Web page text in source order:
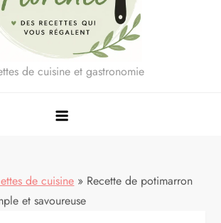
de cuisine et gastronomie
de cuisine » Recette de potimarron
et savoureuse